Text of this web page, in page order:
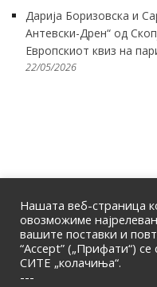
Дарија Боризовска и
Антевски-Дрен“ од
Европскиот квиз на
22/05/2026
ПОЧЕТНА
Нашата веб-страница
овозможиме
вашите поставки и
“Accept” („Прифати“) се
СИТЕ „колачиња“.
---